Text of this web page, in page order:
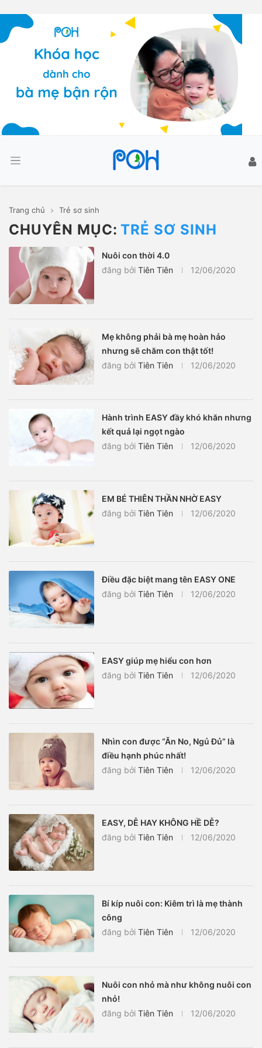
Trang chủ Trẻ sơ sinh
CHUYÊN MỤC: TRẺ SƠ SINH
Nuôi con thời 4.0
đăng bởi Tiên Tiên 12/06/2020
Mẹ không phải bà mẹ hoàn hảo
nhưng sẽ chăm con thật tốt!
đăng bởi Tiên Tiên 12/06/2020
Hành trình EASY đầy khó khăn nhưng
kết quả lại ngọt ngào
đăng bởi Tiên Tiên 12/06/2020
EM BÉ THIÊN THẦN NHỜ EASY
đăng bởi Tiên Tiên 12/06/2020
Điều đặc biệt mang tên EASY ONE
đăng bởi Tiên Tiên 12/06/2020
EASY giúp mẹ hiểu con hơn
đăng bởi Tiên Tiên 12/06/2020
Nhìn con được “Ăn No, Ngủ Đủ” là
điều hạnh phúc nhất!
đăng bởi Tiên Tiên 12/06/2020
EASY, DỄ HAY KHÔNG HỀ DỄ?
đăng bởi Tiên Tiên 12/06/2020
Bí kíp nuôi con: Kiêm trì là mẹ thành
công
đăng bởi Tiên Tiên 12/06/2020
Nuôi con nhỏ mà như không nuôi con
nhỏ!
đăng bởi Tiên Tiên 12/06/2020